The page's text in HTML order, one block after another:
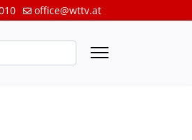
office@wttv.at